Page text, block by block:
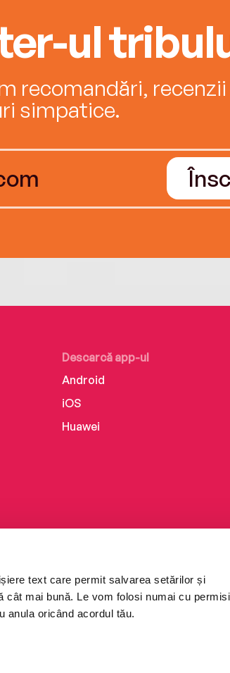
text care permit salvarea setărilor și
mai bună. Le vom folosi numai cu
anula oricând acordul tău.
ul
recomandări, recenzii
simpatice.
Descarcă app-ul
Android
iOS
Huawei